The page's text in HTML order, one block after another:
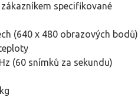
specifikované
(640 x 480 obrazových bodů)
(60 snímků za sekundu)